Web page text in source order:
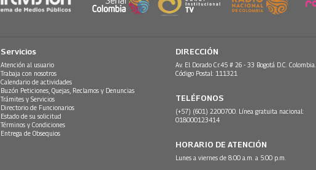
Servicios
Atención al usuario
Trabaja con nosotros
Calendario de actividades
Buzón Peticiones, Quejas, Reclamos y Denuncias
Trámites y Servicios
Directorio de Funcionarios
Estado de su solicitud
Términos y Condiciones
Entrega de Obsequios
DIRECCIÓN
Av. El Dorado Cr.45 # 26 - 33 Bogotá D.C. Colombia.
Código Postal: 111321
TELÉFONOS
(+57) (601) 2200700. Línea gratuita nacional:
018000123414
HORARIO DE ATENCIÓN
Lunes a viernes de 8:00 a.m. a 5:00 p.m.